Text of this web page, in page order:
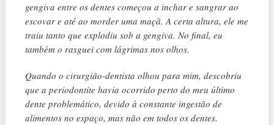
gengiva entre os dentes começou a inchar e sangrar ao
escovar e até ao morder uma maçã. A certa altura, ele me
traiu tanto que explodiu sob a gengiva. No final, eu
também o rasguei com lágrimas nos olhos.
Quando o cirurgião-dentista olhou para mim, descobriu
que a periodontite havia ocorrido perto do meu último
dente problemático, devido à constante ingestão de
alimentos no espaço, mas não em todos os dentes.